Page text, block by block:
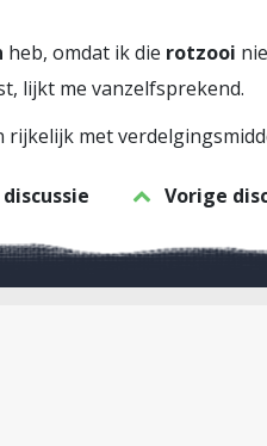
heb, omdat ik die rotzooi
lijkt me vanzelfsprekend.
met
Vorige